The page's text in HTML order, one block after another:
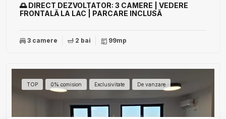
🌅 DIRECT DEZVOLTATOR: 3 CAMERE | VEDERE
FRONTALĂ LA LAC | PARCARE INCLUSĂ
3 camere 2 bai 99mp
TOP 0% comision Exclusivitate De vanzare